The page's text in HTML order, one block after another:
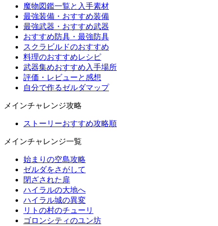
魔物図鑑一覧と入手素材
最強装備・おすすめ装備
最強武器・おすすめ武器
おすすめ防具・最強防具
スクラビルドのおすすめ
料理のおすすめレシピ
武器集めおすすめ入手場所
評価・レビューと感想
自分で作るゼルダマップ
メインチャレンジ攻略
ストーリーおすすめ攻略順
メインチャレンジ一覧
始まりの空島攻略
ゼルダをさがして
閉ざされた扉
ハイラルの大地へ
ハイラル城の異変
リトの村のチューリ
ゴロンシティのユン坊